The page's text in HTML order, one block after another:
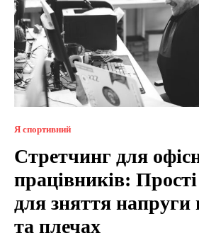
Я спортивний
Стретчинг для
працівників:
для зняття напруги
та плечах